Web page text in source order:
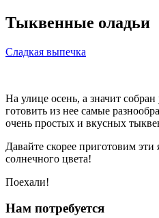
Тыквенные оладьи
Сладкая выпечка
На улице осень, а значит
готовить из нее самые
очень простых и вкусных
Давайте скорее приготовим эти
солнечного цвета!
Поехали!
Нам потребуется